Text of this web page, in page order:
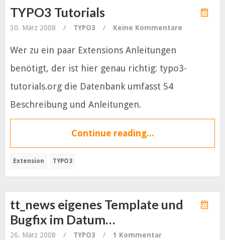
TYPO3 Tutorials
30. März 2008 / TYPO3 / Keine Kommentare
Wer zu ein paar Extensions Anleitungen
benötigt, der ist hier genau richtig: typo3-
tutorials.org die Datenbank umfasst 54
Beschreibung und Anleitungen.
Continue reading...
Extension TYPO3
tt_news eigenes Template und
Bugfix im Datum…
26. März 2008 / TYPO3 / 1 Kommentar